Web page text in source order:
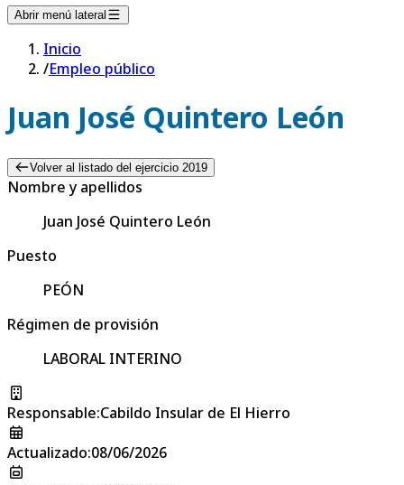
Abrir menú lateral
Inicio
/Empleo público
Juan José Quintero León
Volver al listado del ejercicio 2019
Nombre y apellidos
Juan José Quintero León
Puesto
PEÓN
Régimen de provisión
LABORAL INTERINO
Responsable:Cabildo Insular de El Hierro
Actualizado:08/06/2026